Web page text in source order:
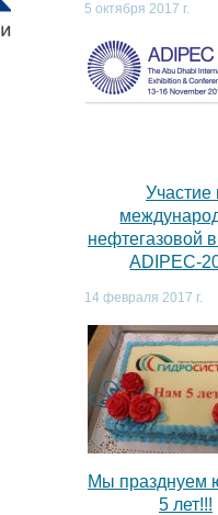
5 октября 2017 г.
Участие
нефтегазовой
ADIPEC-
14 февраля 2017 г.
Мы празднуем
5 лет!!!